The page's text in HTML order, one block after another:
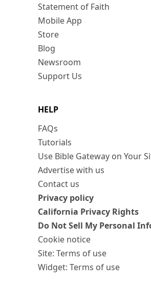
Statement of Faith
Mobile App
Store
Blog
Newsroom
Support Us
HELP
FAQs
Tutorials
Use Bible Gateway on Your
Advertise with us
Contact us
Privacy policy
California Privacy Rights
Do Not Sell My Personal
Cookie notice
Site: Terms of use
Widget: Terms of use